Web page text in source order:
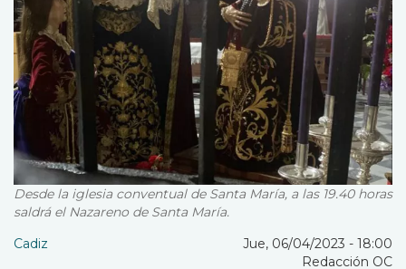
Desde la iglesia conventual de Santa María, a las 19.40 horas
saldrá el Nazareno de Santa María.
Cadiz
Jue, 06/04/2023 - 18:00
Redacción OC